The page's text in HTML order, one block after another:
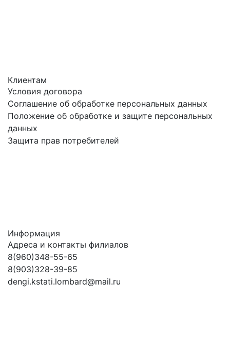
Клиентам
Условия договора
Соглашение об обработке персональных данных
Положение об обработке и защите персональных
данных
Защита прав потребителей
Информация
Адреса и контакты филиалов
8(960)348-55-65
8(903)328-39-85
dengi.kstati.lombard@mail.ru